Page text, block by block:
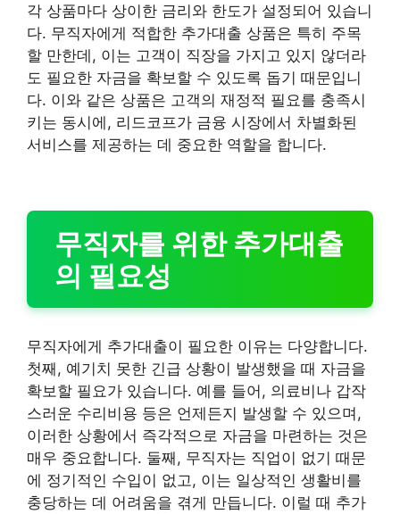
각 상품마다 상이한 금리와 한도가 설정되어 있습니
다. 무직자에게 적합한 추가대출 상품은 특히 주목
할 만한데, 이는 고객이 직장을 가지고 있지 않더라
도 필요한 자금을 확보할 수 있도록 돕기 때문입니
다. 이와 같은 상품은 고객의 재정적 필요를 충족시
키는 동시에, 리드코프가 금융 시장에서 차별화된
서비스를 제공하는 데 중요한 역할을 합니다.
무직자를 위한 추가대출
의 필요성
무직자에게 추가대출이 필요한 이유는 다양합니다.
첫째, 예기치 못한 긴급 상황이 발생했을 때 자금을
확보할 필요가 있습니다. 예를 들어, 의료비나 갑작
스러운 수리비용 등은 언제든지 발생할 수 있으며,
이러한 상황에서 즉각적으로 자금을 마련하는 것은
매우 중요합니다. 둘째, 무직자는 직업이 없기 때문
에 정기적인 수입이 없고, 이는 일상적인 생활비를
충당하는 데 어려움을 겪게 만듭니다. 이럴 때 추가